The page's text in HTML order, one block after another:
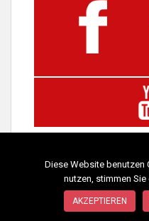
IMPRESSUM
Diese Website benutzen
nutzen, stimmen
AKZEPTIEREN